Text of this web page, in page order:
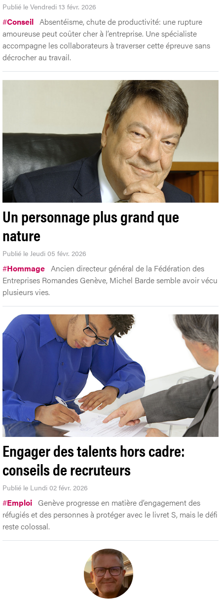
Publié le Vendredi 13 févr. 2026
#Conseil Absentéisme, chute de productivité: une rupture
amoureuse peut coûter cher à l’entreprise. Une spécialiste
accompagne les collaborateurs à traverser cette épreuve sans
décrocher au travail.
Un personnage plus grand que
nature
Publié le Jeudi 05 févr. 2026
#Hommage Ancien directeur général de la Fédération des
Entreprises Romandes Genève, Michel Barde semble avoir vécu
plusieurs vies.
Engager des talents hors cadre:
conseils de recruteurs
Publié le Lundi 02 févr. 2026
#Emploi Genève progresse en matière d’engagement des
réfugiés et des personnes à protéger avec le livret S, mais le défi
reste colossal.